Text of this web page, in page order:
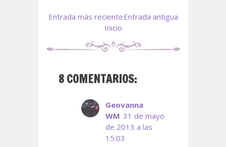
Entrada más recienteEntrada antigua
Inicio
8 COMENTARIOS:
Geovanna
WM 31 de mayo
de 2013 a las
15:03